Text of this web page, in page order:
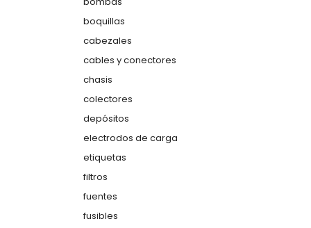
boquillas
cabezales
cables y conectores
chasis
colectores
depósitos
electrodos de carga
etiquetas
filtros
fuentes
fusibles